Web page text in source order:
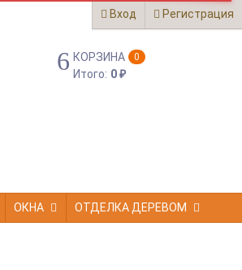
Вход Регистрация
КОРЗИНА 0
Итого: 0₽
ОКНА ОТДЕЛКА ДЕРЕВОМ